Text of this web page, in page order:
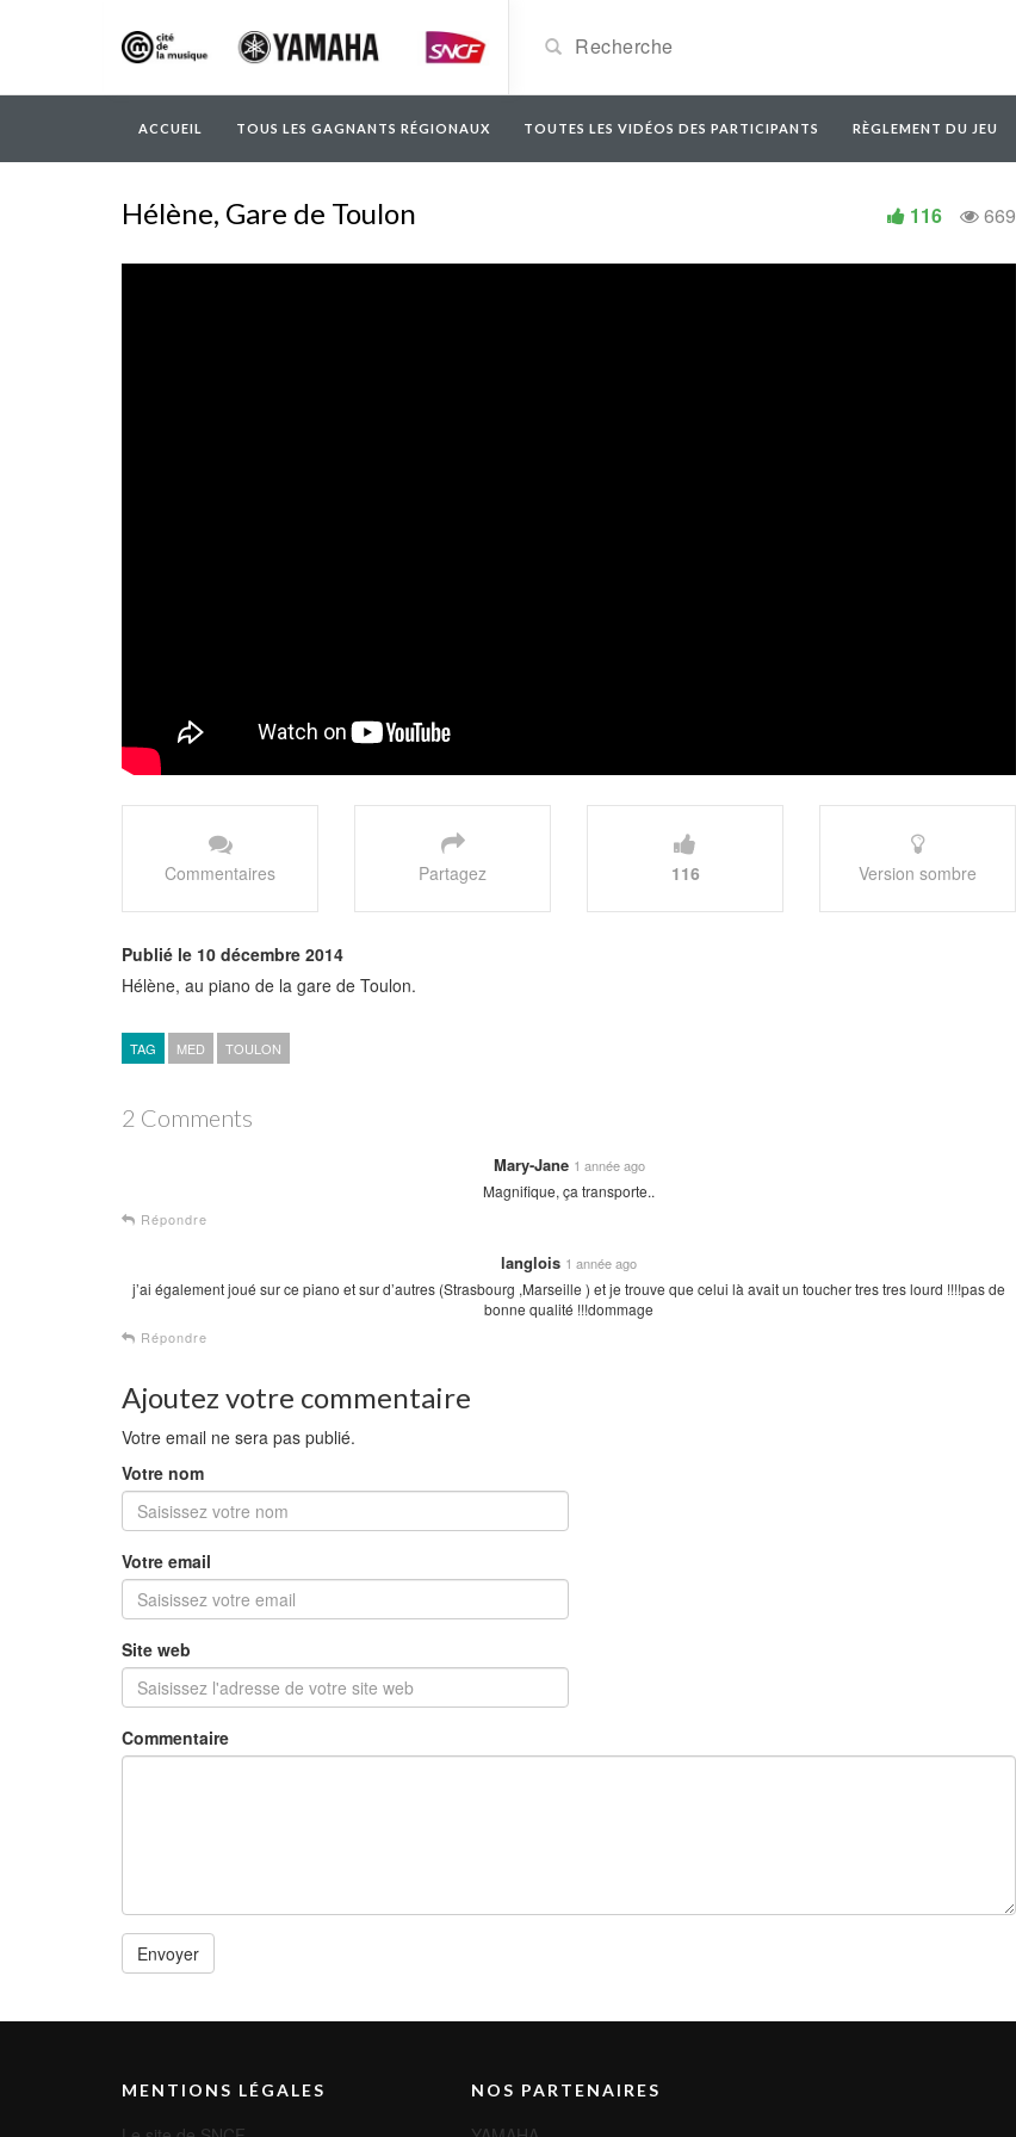
ACCUEIL TOUS LES GAGNANTS RÉGIONAUX TOUTES LES VIDÉOS DES PARTICIPANTS RÈGLEMENT DU JEU
Hélène, Gare de Toulon 669
116
Commentaires Partagez 116 Version sombre
Publié le 10 décembre 2014
Hélène, au piano de la gare de Toulon.
TAG MED TOULON
2 Comments
Mary-Jane 1 année ago
Magnifique, ça transporte..
Répondre
langlois 1 année ago
j’ai également joué sur ce piano et sur d’autres (Strasbourg ,Marseille ) et je trouve que celui là avait un toucher tres tres lourd !!!!pas de
bonne qualité !!!dommage
Répondre
Ajoutez votre commentaire
Votre email ne sera pas publié.
Votre nom
Votre email
Site web
Commentaire
MENTIONS LÉGALES NOS PARTENAIRES